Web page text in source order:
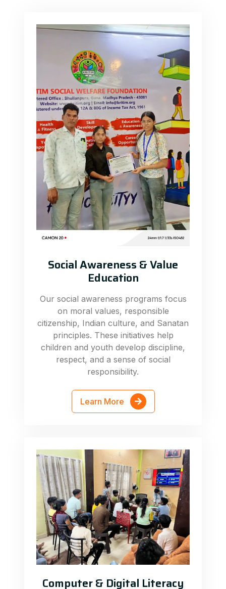
Social Awareness & Value
Education
Our social awareness programs focus
on moral values, responsible
citizenship, Indian culture, and Sanatan
principles. These initiatives help
children and youth develop discipline,
respect, and a sense of social
responsibility.
Learn More
Computer & Digital Literacy